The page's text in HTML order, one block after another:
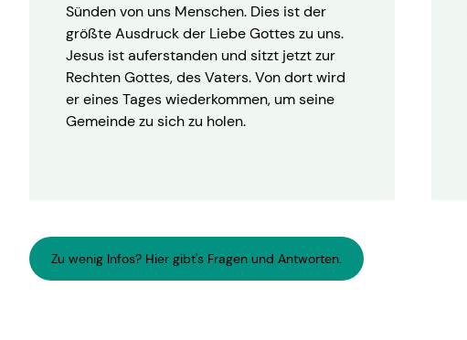
Sünden von uns Menschen. Dies ist der
größte Ausdruck der Liebe Gottes zu uns.
Jesus ist auferstanden und sitzt jetzt zur
Rechten Gottes, des Vaters. Von dort wird
er eines Tages wiederkommen, um seine
Gemeinde zu sich zu holen.
Zu wenig Infos? Hier gibt's Fragen und Antworten.